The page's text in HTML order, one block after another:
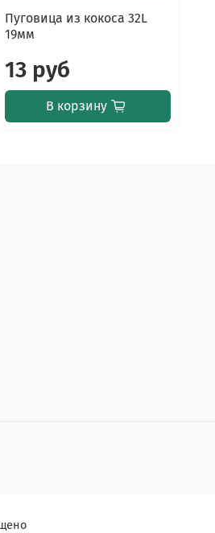
Пуговица из кокоса 32L
19мм
13 руб
В корзину